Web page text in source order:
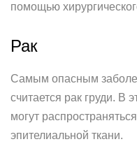
помощью
Рак
Самым опасным
считается рак груди. В
могут
эпителиальной ткани.